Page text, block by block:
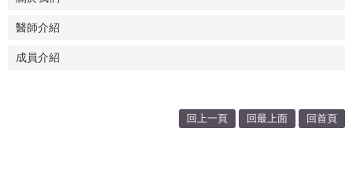
醫師介紹
成員介紹
回上一頁 回最上面 回首頁